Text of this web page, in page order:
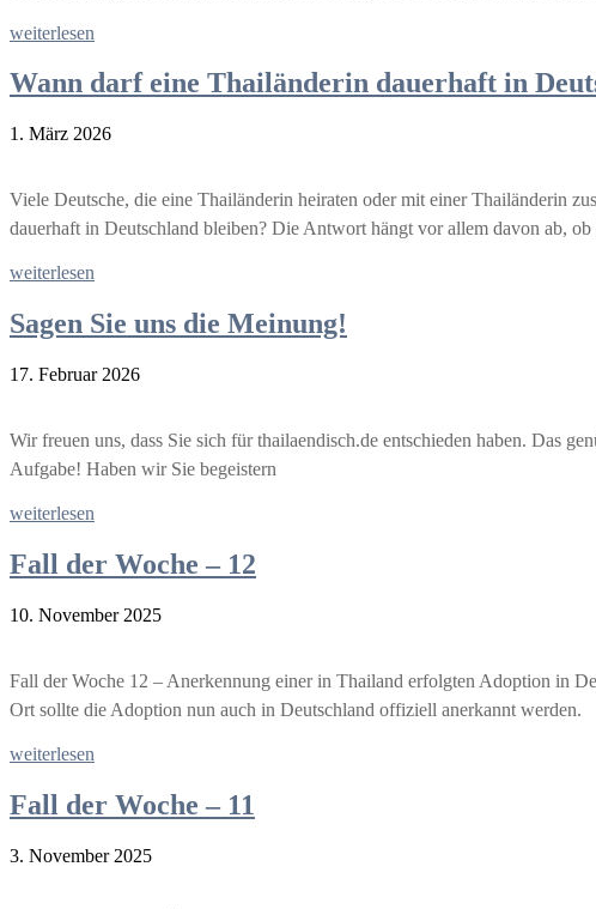
weiterlesen
Wann darf eine Thailänderin dauerhaft in
1. März 2026
Viele Deutsche, die eine Thailänderin heiraten oder mit einer Thailänderin
dauerhaft in Deutschland bleiben? Die Antwort hängt vor allem davon ab, ob
weiterlesen
Sagen Sie uns die Meinung!
17. Februar 2026
Wir freuen uns, dass Sie sich für thailaendisch.de entschieden haben. Das
Aufgabe! Haben wir Sie begeistern
weiterlesen
Fall der Woche – 12
10. November 2025
Fall der Woche 12 – Anerkennung einer in Thailand erfolgten Adoption in
Ort sollte die Adoption nun auch in Deutschland offiziell anerkannt werden.
weiterlesen
Fall der Woche – 11
3. November 2025